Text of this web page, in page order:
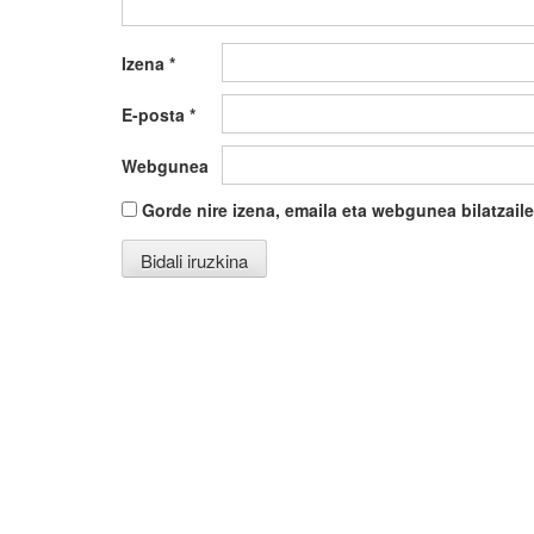
Izena *
E-posta *
Webgunea
Gorde nire izena, emaila eta webgunea